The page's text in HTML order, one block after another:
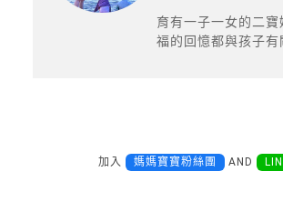
育有一子一女的二寶
福的回憶都與孩子有
加入 媽媽寶寶粉絲團 AND